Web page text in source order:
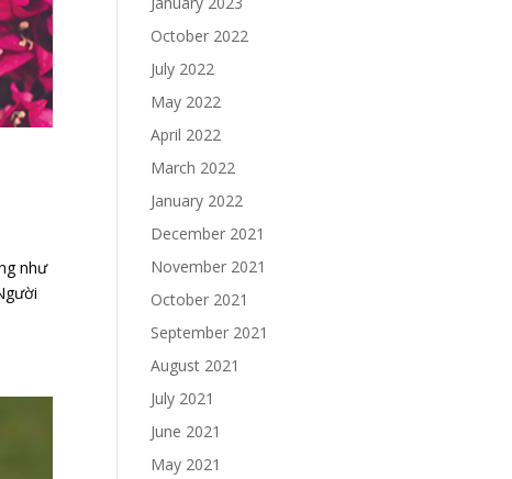
như
October 2022
July 2022
May 2022
April 2022
March 2022
January 2022
December 2021
November 2021
October 2021
September 2021
August 2021
July 2021
June 2021
May 2021